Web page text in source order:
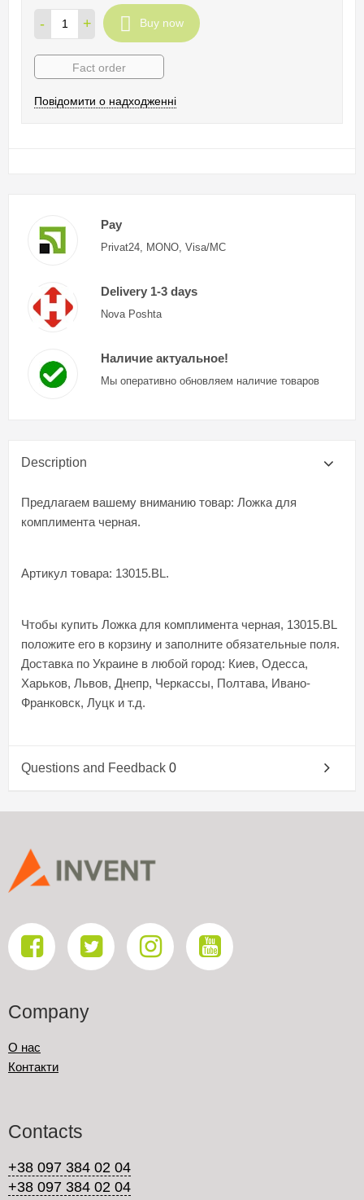
- + Buy now
Fact order
Повідомити о надходженні
Pay
Privat24, MONO, Visa/MC
Delivery 1-3 days
Nova Poshta
Наличие актуальное!
Мы оперативно обновляем наличие товаров
Description
Предлагаем вашему вниманию товар: Ложка для
комплимента черная.
Артикул товара: 13015.BL.
Чтобы купить Ложка для комплимента черная, 13015.BL
положите его в корзину и заполните обязательные поля.
Доставка по Украине в любой город: Киев, Одесса,
Харьков, Львов, Днепр, Черкассы, Полтава, Ивано-
Франковск, Луцк и т.д.
Questions and Feedback 0
Company
О нас
Контакти
Contacts
+38 097 384 02 04
+38 097 384 02 04